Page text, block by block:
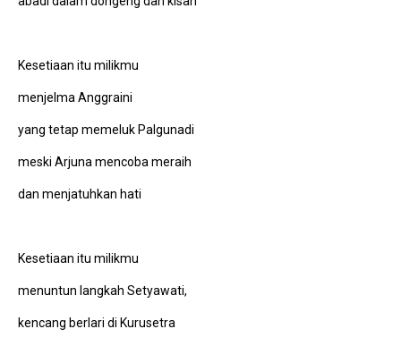
Kesetiaan itu milikmu
menjelma Anggraini
yang tetap memeluk Palgunadi
meski Arjuna mencoba meraih
dan menjatuhkan hati
Kesetiaan itu milikmu
menuntun langkah Setyawati,
kencang berlari di Kurusetra